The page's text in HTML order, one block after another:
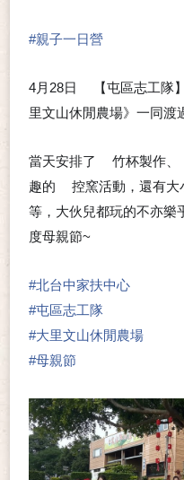
#親子一日營
4月28日 【屯區志工隊
里文山休閒農場》一同渡
當天安排了 竹杯製作、
趣的
控窯活動，還有大
等，大伙兒都玩的不亦樂
度母親節~
#北台中家扶中心
#屯區志工隊
#大里文山休閒農場
#母親節